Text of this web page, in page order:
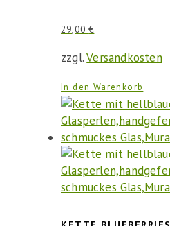
29,00€
zzgl.Versandkosten
In den Warenkorb